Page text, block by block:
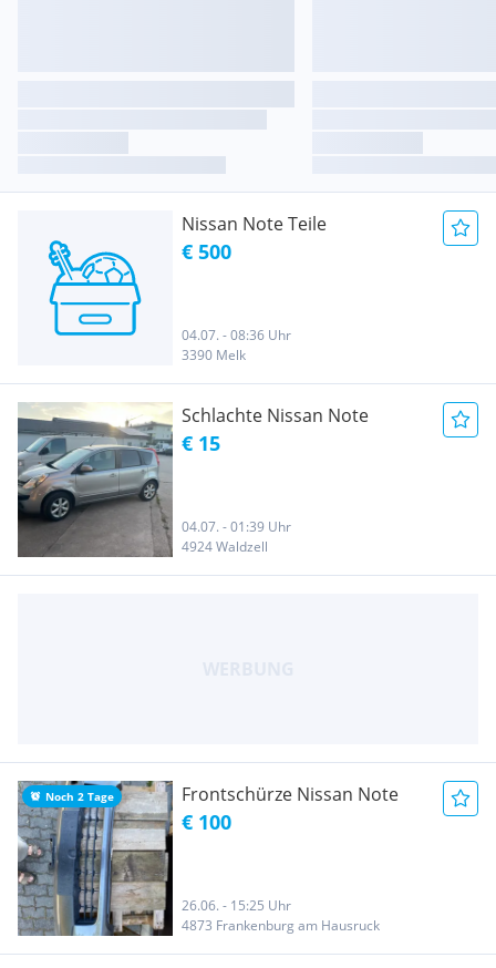
Nissan Note Teile
€ 500
04.07. - 08:36 Uhr
3390 Melk
Schlachte Nissan Note
€ 15
04.07. - 01:39 Uhr
4924 Waldzell
Noch 2 Tage Frontschürze Nissan Note
€ 100
26.06. - 15:25 Uhr
4873 Frankenburg am Hausruck